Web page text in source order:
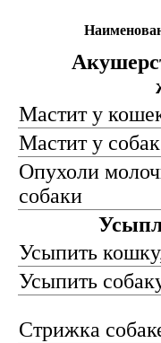
Мастит у
Мастит у собак
Опухоли
собаки
Усыпить
Усыпить
Стрижка